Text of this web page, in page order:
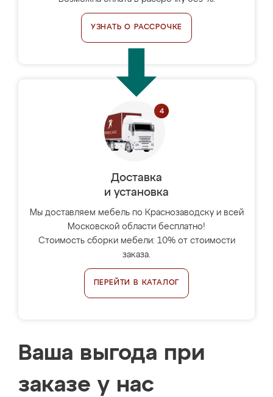
УЗНАТЬ О РАССРОЧКЕ
Доставка
и установка
Мы доставляем мебель по Краснозаводску и всей
Московской области бесплатно!
Стоимость сборки мебели: 10% от стоимости
заказа.
ПЕРЕЙТИ В КАТАЛОГ
Ваша выгода при
заказе у нас